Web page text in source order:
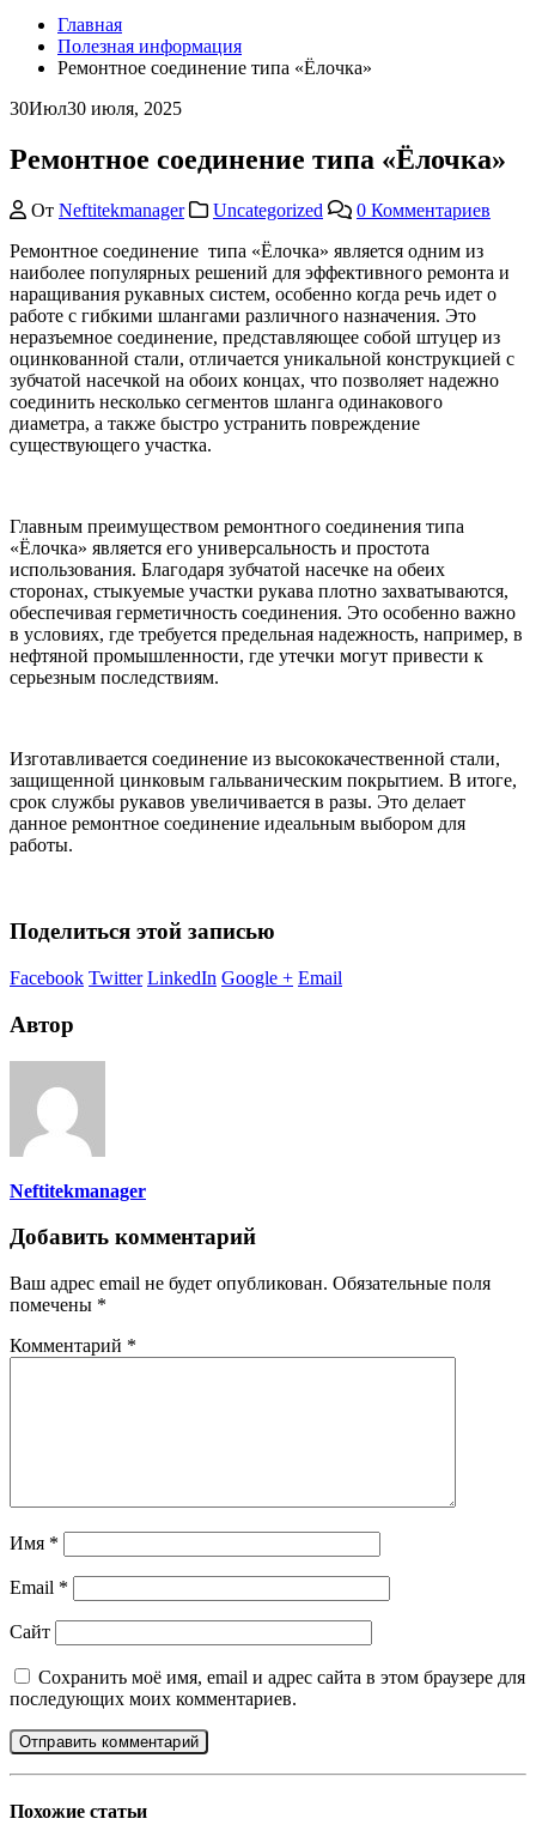
Главная
Полезная информация
Ремонтное соединение типа «Ёлочка»
30Июл30 июля, 2025
Ремонтное соединение типа «Ёлочка»
От Neftitekmanager Uncategorized
0 Комментариев
Ремонтное соединение типа «Ёлочка» является одним из
наиболее популярных решений для эффективного ремонта и
наращивания рукавных систем, особенно когда речь идет о
работе с гибкими шлангами различного назначения. Это
неразъемное соединение, представляющее собой штуцер из
оцинкованной стали, отличается уникальной конструкцией с
зубчатой насечкой на обоих концах, что позволяет надежно
соединить несколько сегментов шланга одинакового
диаметра, а также быстро устранить повреждение
существующего участка.
Главным преимуществом ремонтного соединения типа
«Ёлочка» является его универсальность и простота
использования. Благодаря зубчатой насечке на обеих
сторонах, стыкуемые участки рукава плотно захватываются,
обеспечивая герметичность соединения. Это особенно важно
в условиях, где требуется предельная надежность, например, в
нефтяной промышленности, где утечки могут привести к
серьезным последствиям.
Изготавливается соединение из высококачественной стали,
защищенной цинковым гальваническим покрытием. В итоге,
срок службы рукавов увеличивается в разы. Это делает
данное ремонтное соединение идеальным выбором для
работы.
Поделиться этой записью
Facebook Twitter LinkedIn Google + Email
Автор
Neftitekmanager
Добавить комментарий
Ваш адрес email не будет опубликован. Обязательные поля
помечены *
Комментарий *
Имя *
Email *
Сайт
Сохранить моё имя, email и адрес сайта в этом браузере для
последующих моих комментариев.
Похожие статьи